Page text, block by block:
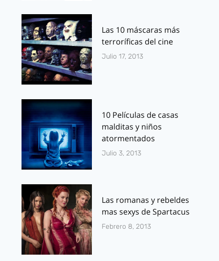
Las 10 máscaras más
terroríficas del cine
Julio 17, 2013
10 Películas de casas
malditas y niños
atormentados
Julio 3, 2013
Las romanas y rebeldes
mas sexys de Spartacus
Febrero 8, 2013